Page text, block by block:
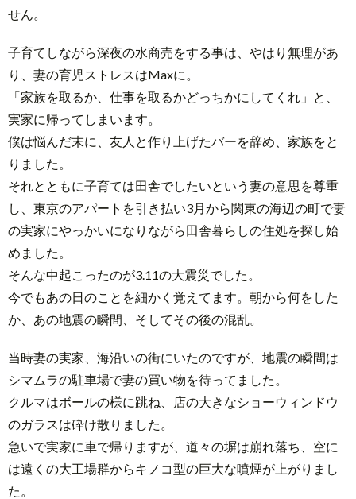
せん。
子育てしながら深夜の水商売をする事は、やはり無理があ
り、妻の育児ストレスはMaxに。
「家族を取るか、仕事を取るかどっちかにしてくれ」と、
実家に帰ってしまいます。
僕は悩んだ末に、友人と作り上げたバーを辞め、家族をと
りました。
それとともに子育ては田舎でしたいという妻の意思を尊重
し、東京のアパートを引き払い3月から関東の海辺の町で妻
の実家にやっかいになりながら田舎暮らしの住処を探し始
めました。
そんな中起こったのが3.11の大震災でした。
今でもあの日のことを細かく覚えてます。朝から何をした
か、あの地震の瞬間、そしてその後の混乱。
当時妻の実家、海沿いの街にいたのですが、地震の瞬間は
シマムラの駐車場で妻の買い物を待ってました。
クルマはボールの様に跳ね、店の大きなショーウィンドウ
のガラスは砕け散りました。
急いで実家に車で帰りますが、道々の塀は崩れ落ち、空に
は遠くの大工場群からキノコ型の巨大な噴煙が上がりまし
た。